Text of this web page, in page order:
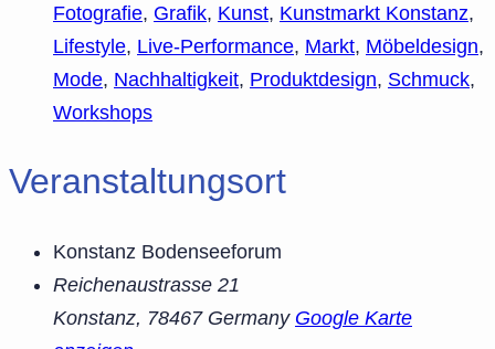
Fotografie, Grafik, Kunst, Kunstmarkt Konstanz,
Lifestyle, Live-Performance, Markt, Möbeldesign,
Mode, Nachhaltigkeit, Produktdesign, Schmuck,
Workshops
Veranstaltungsort
Konstanz Bodenseeforum
Reichenaustrasse 21
Konstanz, 78467 Germany Google Karte